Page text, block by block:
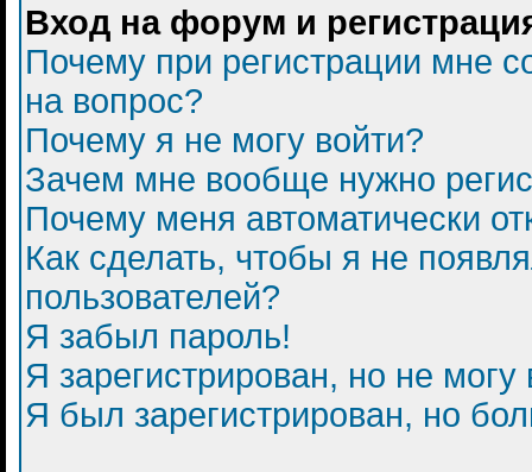
Вход на форум и
Почему при регистрации мне
на вопрос?
Почему я не могу войти?
Зачем мне вообще нужно
Почему меня автоматически
Как сделать, чтобы я не
пользователей?
Я забыл пароль!
Я зарегистрирован, но не могу
Я был зарегистрирован, но